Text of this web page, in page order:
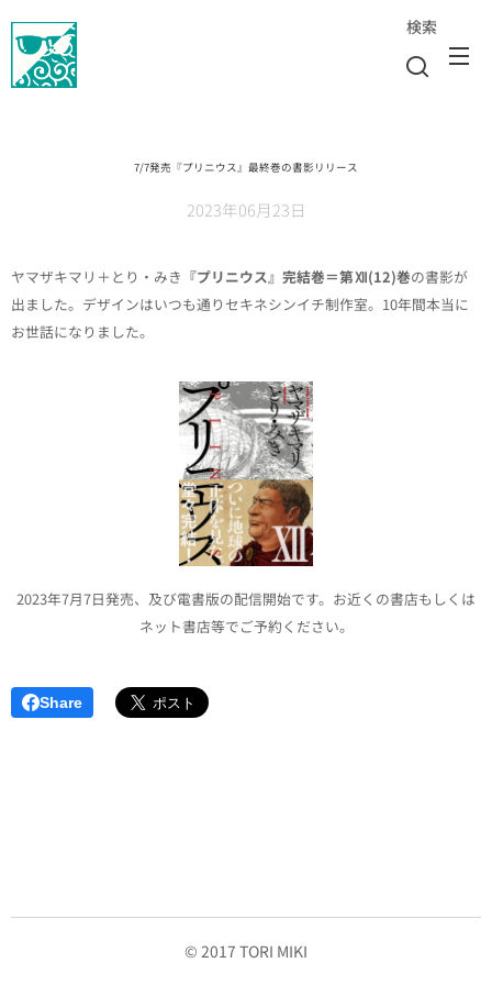
検索
7/7発売『プリニウス』最終巻の書影リリース
2023年06月23日
ヤマザキマリ＋とり・みき 『プリニウス』完結巻＝第Ⅻ(12)巻の書影が
出ました。デザインはいつも通りセキネシンイチ制作室。10年間本当に
お世話になりました。
2023年7月7日発売、及び電書版の配信開始です。お近くの書店もしくは
ネット書店等でご予約ください。
Share
© 2017 TORI MIKI